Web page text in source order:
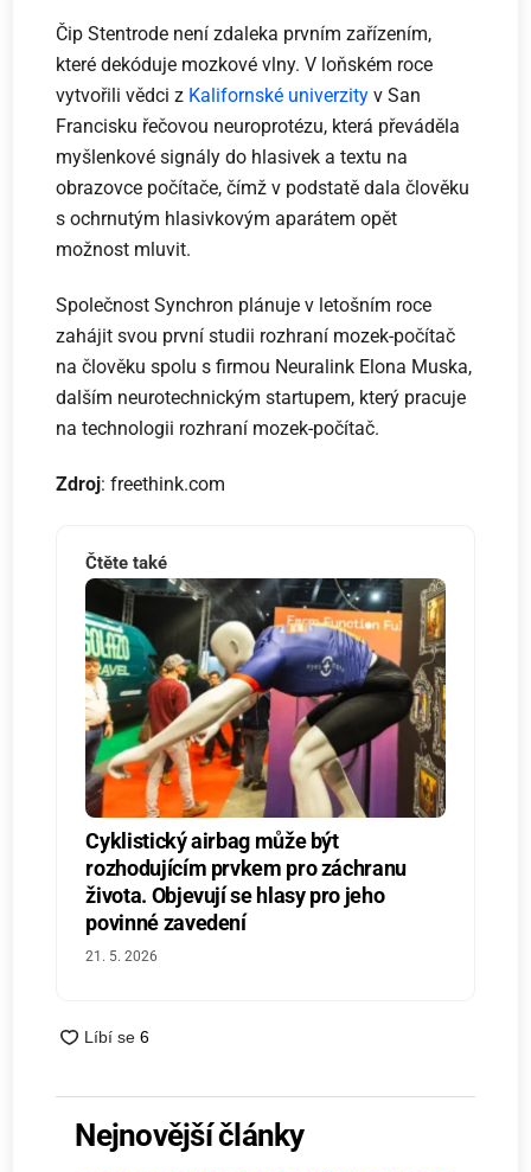
Čip Stentrode není zdaleka prvním zařízením,
které dekóduje mozkové vlny. V loňském roce
vytvořili vědci z Kalifornské univerzity v San
Francisku řečovou neuroprotézu, která převáděla
myšlenkové signály do hlasivek a textu na
obrazovce počítače, čímž v podstatě dala člověku
s ochrnutým hlasivkovým aparátem opět
možnost mluvit.
Společnost Synchron plánuje v letošním roce
zahájit svou první studii rozhraní mozek-počítač
na člověku spolu s firmou Neuralink Elona Muska,
dalším neurotechnickým startupem, který pracuje
na technologii rozhraní mozek-počítač.
Zdroj: freethink.com
Čtěte také
Cyklistický airbag může být
rozhodujícím prvkem pro záchranu
života. Objevují se hlasy pro jeho
povinné zavedení
21. 5. 2026
Nejnovější články